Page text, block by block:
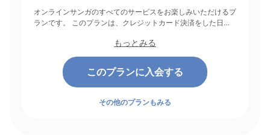
オンラインサンガのすべてのサービスをお楽しみいただけるプ
ランです。 このプランは、クレジットカード決済をした日を
もっとみる
このプランに入会する
その他のプランもみる